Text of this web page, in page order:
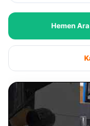
Hemen Ara